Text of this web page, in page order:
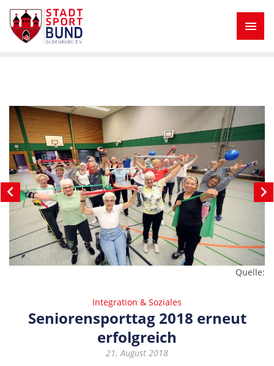
Quelle:
Integration & Soziales
Seniorensporttag 2018 erneut
erfolgreich
21. August 2018